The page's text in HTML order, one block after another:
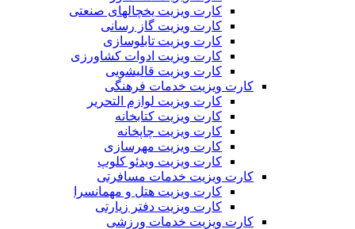
کارت ویزیت یخچالهای صنعتی
کارت ویزیت گاز رسانی
کارت ویزیت تابلوسازی
کارت ویزیت ادوات کشاورزی
کارت ویزیت قالیشویی
کارت ویزیت خدمات فرهنگی
کارت ویزیت لوازم التحریر
کارت ویزیت کتابخانه
کارت ویزیت چاپخانه
کارت ویزیت مهرسازی
کارت ویزیت ویدئو کلوپ
کارت ویزیت خدمات مسافرتی
کارت ویزیت هتل و مهمانسرا
کارت ویزیت دفتر زیارتی
کارت ویزیت خدمات ورزشی